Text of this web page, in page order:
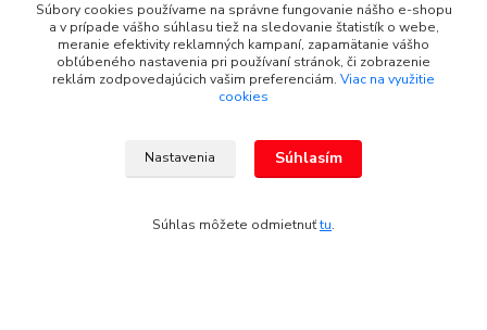
Zákaznícka podpora
+421 908 479 200
Súbory cookies používame na správne fungovanie nášho e-shopu
a v prípade vášho súhlasu tiež na sledovanie štatistík o webe,
meranie efektivity reklamných kampaní, zapamätanie vášho
obľúbeného nastavenia pri používaní stránok, či zobrazenie
reklám zodpovedajúcich vašim preferenciám. Viac na využitie
cookies
Nastavenia Súhlasím
Súhlas môžete odmietnuťtu.